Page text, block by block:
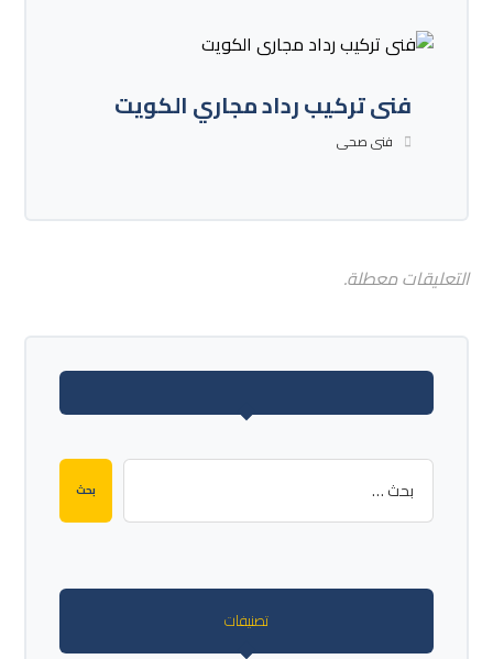
فنى تركيب رداد مجاري الكويت
فنى صحى
التعليقات معطلة.
بحث
تصنيفات